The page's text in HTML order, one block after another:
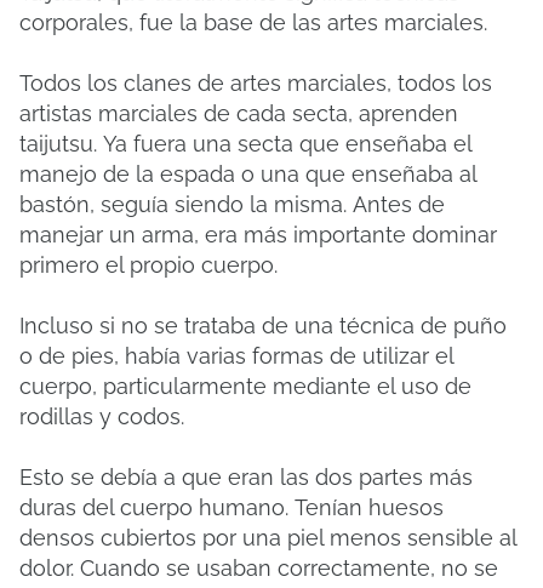
corporales, fue la base de las artes marciales.
Todos los clanes de artes marciales, todos los
artistas marciales de cada secta, aprenden
taijutsu. Ya fuera una secta que enseñaba el
manejo de la espada o una que enseñaba al
bastón, seguía siendo la misma. Antes de
manejar un arma, era más importante dominar
primero el propio cuerpo.
Incluso si no se trataba de una técnica de puño
o de pies, había varias formas de utilizar el
cuerpo, particularmente mediante el uso de
rodillas y codos.
Esto se debía a que eran las dos partes más
duras del cuerpo humano. Tenían huesos
densos cubiertos por una piel menos sensible al
dolor. Cuando se usaban correctamente, no se